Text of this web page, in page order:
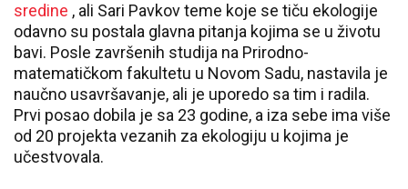
sredine , ali Sari Pavkov teme koje se tiču ekologije
odavno su postala glavna pitanja kojima se u životu
bavi. Posle završenih studija na Prirodno-
matematičkom fakultetu u Novom Sadu, nastavila je
naučno usavršavanje, ali je uporedo sa tim i radila.
Prvi posao dobila je sa 23 godine, a iza sebe ima više
od 20 projekta vezanih za ekologiju u kojima je
učestvovala.